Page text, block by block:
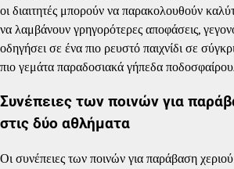
οι διαιτητές μπορούν να παρακολουθούν
να λαμβάνουν γρηγορότερες αποφάσεις,
οδηγήσει σε ένα πιο ρευστό παιχνίδι σε
πιο γεμάτα παραδοσιακά γήπεδα ποδοσφαίρου.
Συνέπειες των ποινών για
στις δύο αθλήματα
Οι συνέπειες των ποινών για παράβαση